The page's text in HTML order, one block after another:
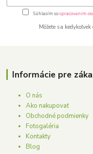
Súhlasím sospracovaním
Môžete sa
Informácie pre
O nás
Ako nakupovať
Obchodné podmienky
Fotogaléria
Kontakty
Blog